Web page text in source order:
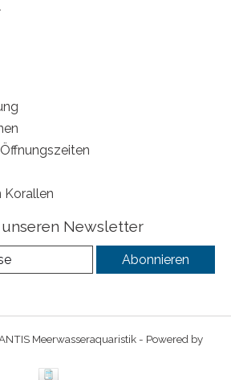
Korallen
Newsletter
Abonnieren
Meerwasseraquaristik - Powered by